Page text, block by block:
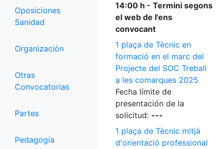
Oposiciones
Sanidad
Organización
Otras
Convocatorias
Partes
Pedagogía
14:00 h - Termini segons
el web de l'ens
convocant
1 plaça de Tècnic en
formació en el marc del
Projecte del SOC Treball
a les comarques 2025
Fecha límite de
presentación de la
solicitud: ---
1 plaça de Tècnic mitjà
d'orientació professional